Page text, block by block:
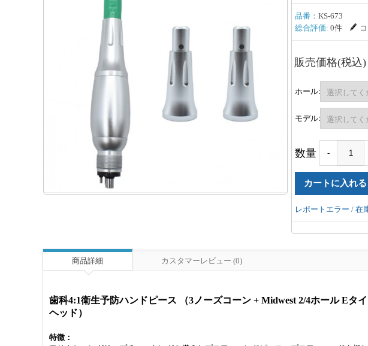
品番： KS-673
総合評価: 0件
販売価格(税込)
ホール:
モデル:
数量 -
レポートエラー / 在
商品詳細 カスタマーレビュー (0)
歯科4:1衛生予防ハンドピース （3ノーズコーン + Midwest 2/4ホール Eタ
ヘッド）
特徴：